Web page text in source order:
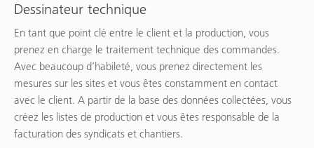
Dessinateur technique
En tant que point clé entre le client et la production, vous
prenez en charge le traitement technique des commandes.
Avec beaucoup d’habileté, vous prenez directement les
mesures sur les sites et vous êtes constamment en contact
avec le client. A partir de la base des données collectées, vous
créez les listes de production et vous êtes responsable de la
facturation des syndicats et chantiers.